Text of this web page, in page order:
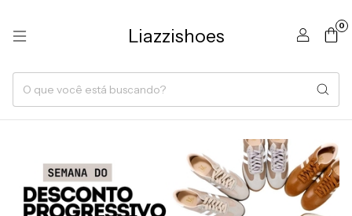
Liazzishoes 0